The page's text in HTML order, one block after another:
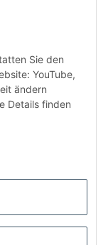
Sie den
YouTube,
ändern
Details finden